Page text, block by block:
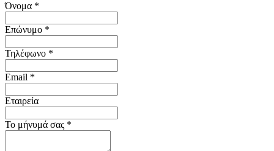
Όνομα *
Επώνυμο *
Τηλέφωνο *
Email *
Εταιρεία
Το μήνυμά σας *